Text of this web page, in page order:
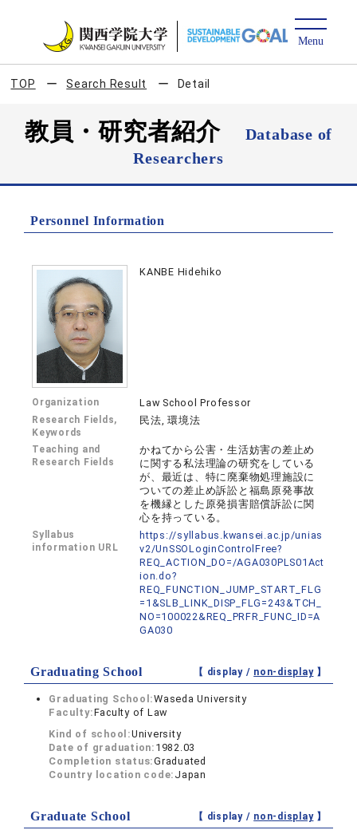
TOP Search Result Detail
教員・研究者紹介
Database of
Researchers
Personnel Information
KANBE Hidehiko
Organization Law School Professor
Research Fields,
Keywords
民法, 環境法
Teaching and
Research Fields
かねてから公害・生活妨害の差止め
に関する私法理論の研究をしている
が、最近は、特に廃棄物処理施設に
ついての差止め訴訟と福島原発事故
を機縁とした原発損害賠償訴訟に関
心を持っている。
Syllabus
information URL
https://syllabus.kwansei.ac.jp/unias
v2/UnSSOLoginControlFree?
REQ_ACTION_DO=/AGA030PLS01Act
ion.do?
REQ_FUNCTION_JUMP_START_FLG
=1&SLB_LINK_DISP_FLG=243&TCH_
NO=100022&REQ_PRFR_FUNC_ID=A
GA030
Graduating School 【 display / non-display】
Graduating School:Waseda University
Faculty:Faculty of Law
Kind of school:University
Date of graduation: 1982.03
Completion status:Graduated
Country location code: Japan
Graduate School 【 display / non-display】